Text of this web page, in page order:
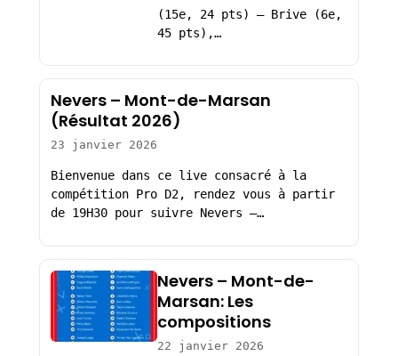
(15e, 24 pts) – Brive (6e,
45 pts),…
Nevers – Mont-de-Marsan
(Résultat 2026)
23 janvier 2026
Bienvenue dans ce live consacré à la
compétition Pro D2, rendez vous à partir
de 19H30 pour suivre Nevers –…
Nevers – Mont-de-
Marsan: Les
compositions
22 janvier 2026